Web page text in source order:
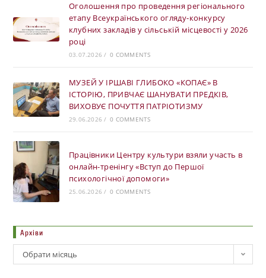
Оголошення про проведення регіонального
етапу Всеукраїнського огляду-конкурсу
клубних закладів у сільській місцевості у 2026
році
03.07.2026 / 0 COMMENTS
МУЗЕЙ У ІРШАВІ ГЛИБОКО «КОПАЄ» В
ІСТОРІЮ, ПРИВЧАЄ ШАНУВАТИ ПРЕДКІВ,
ВИХОВУЄ ПОЧУТТЯ ПАТРІОТИЗМУ
29.06.2026 / 0 COMMENTS
Працівники Центру культури взяли участь в
онлайн-тренінгу «Вступ до Першої
психологічної допомоги»
25.06.2026 / 0 COMMENTS
Архіви
Обрати місяць